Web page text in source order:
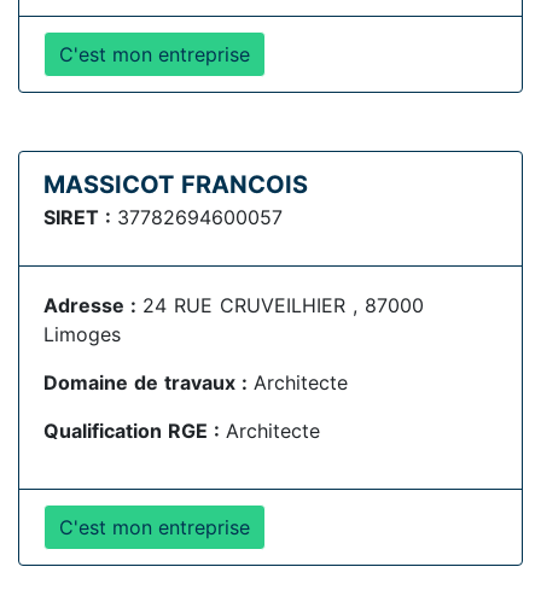
C'est mon entreprise
MASSICOT FRANCOIS
SIRET : 37782694600057
Adresse : 24 RUE CRUVEILHIER , 87000
Limoges
Domaine de travaux : Architecte
Qualification RGE : Architecte
C'est mon entreprise